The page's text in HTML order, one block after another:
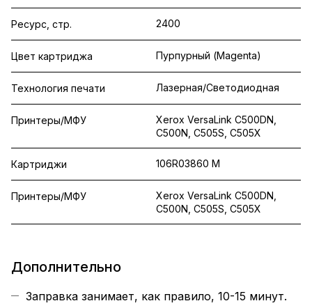
Ресурс, стр. 2400
Цвет картриджа Пурпурный (Magenta)
Технология печати Лазерная/Светодиодная
Принтеры/МФУ
Xerox VersaLink C500DN,
C500N, C505S, C505X
Картриджи 106R03860 M
Принтеры/МФУ
Xerox VersaLink C500DN,
C500N, C505S, C505X
Дополнительно
Заправка занимает, как правило, 10-15 минут.